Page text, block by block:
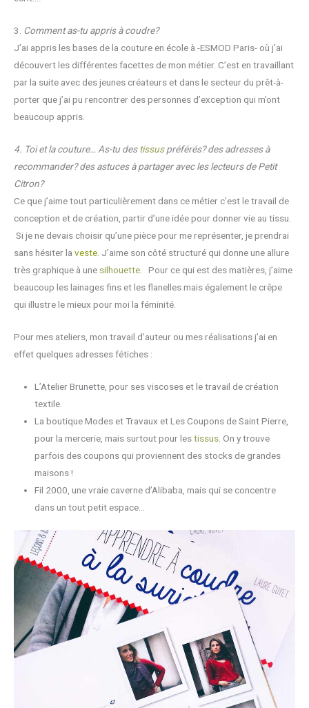
3. Comment as-tu appris à coudre?
J’ai appris les bases de la couture en école à -ESMOD Paris- où j’ai
découvert les différentes facettes de mon métier. C’est en travaillant
par la suite avec des jeunes créateurs et dans le secteur du prêt-à-
porter que j’ai pu rencontrer des personnes d’exception qui m’ont
beaucoup appris.
4. Toi et la couture… As-tu destissuspréférés? des adresses à
recommander? des astuces à partager avec les lecteurs de Petit
Citron?
Ce que j’aime tout particulièrement dans ce métier c’est le travail de
conception et de création, partir d’une idée pour donner vie au tissu.
Si je ne devais choisir qu’une pièce pour me représenter, je prendrai
sans hésiter la veste . J’aime son côté structuré qui donne une allure
très graphique à une silhouette . Pour ce qui est des matières, j’aime
beaucoup les lainages fins et les flanelles mais également le crêpe
qui illustre le mieux pour moi la féminité.
Pour mes ateliers, mon travail d’auteur ou mes réalisations j’ai en
effet quelques adresses fétiches :
L’Atelier Brunette, pour ses viscoses et le travail de création
textile.
La boutique Modes et Travaux et Les Coupons de Saint Pierre,
pour la mercerie, mais surtout pour lestissus . On y trouve
parfois des coupons qui proviennent des stocks de grandes
maisons !
Fil 2000, une vraie caverne d’Alibaba, mais qui se concentre
dans un tout petit espace…